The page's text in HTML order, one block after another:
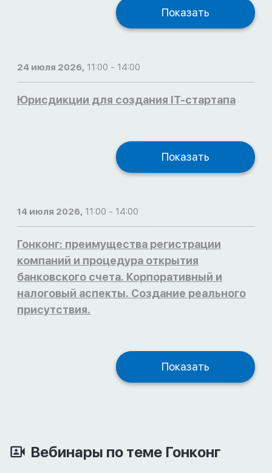
Показать
24 июля 2026, 11:00 - 14:00
Юрисдикции для создания IT-стартапа
Показать
14 июля 2026, 11:00 - 14:00
Гонконг: преимущества регистрации
компаний и процедура открытия
банковского счета. Корпоративный и
налоговый аспекты. Создание реального
присутствия.
Показать
Вебинары по теме Гонконг